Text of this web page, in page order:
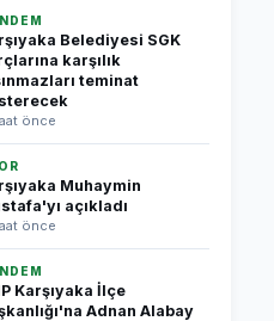
Belediyesi SGK
karşılık
teminat
önce
Muhaymin
açıkladı
önce
Karşıyaka İlçe
Adnan Alabay